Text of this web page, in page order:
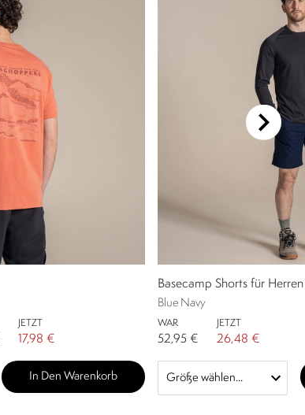
JETZT
17,98 €
In Den Warenkorb
Basecamp Shorts für Herren
Blue Navy
WAR
52,95 €
JETZT
26,48 €